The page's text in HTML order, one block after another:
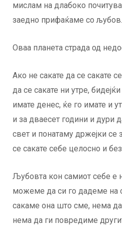
мислам на длабоко
заедно прифаќаме со
Оваа планета страда од
Ако не сакате да се сакате
да се сакате ни утре,
имате денес, ќе го имате и
и за дваесет години и дури
свет и понатаму држејки се
се сакате себе целосно и
Љубовта кон самиот себе е
можеме да си го дадеме на
сакаме она што сме, нема
нема да ги повредиме